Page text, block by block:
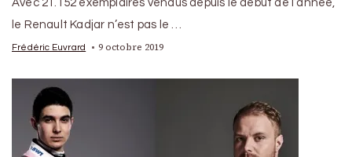
Avec 21.152 exemplaires vendus depuis le début de l’année,
le Renault Kadjar n’est pas le …
Frédéric Euvrard 9 octobre 2019